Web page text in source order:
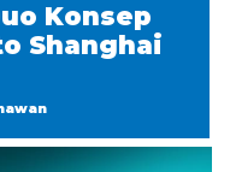
Konsep
Shanghai